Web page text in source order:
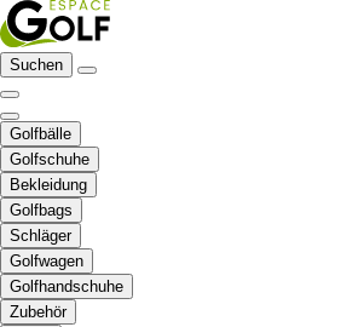
Suchen
Golfbälle
Golfschuhe
Bekleidung
Golfbags
Schläger
Golfwagen
Golfhandschuhe
Zubehör